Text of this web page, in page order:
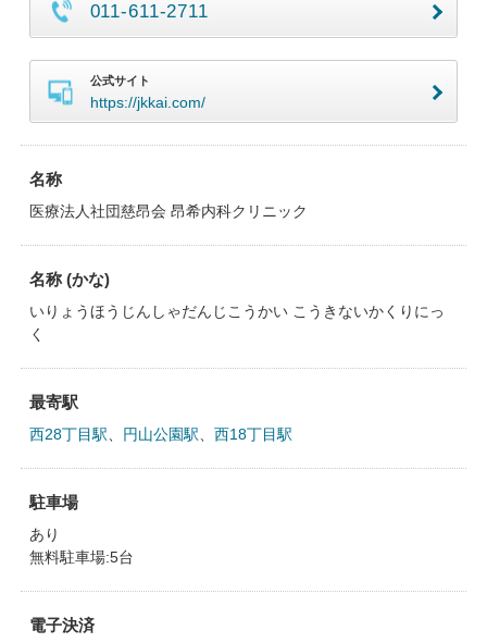
011-611-2711
公式サイト
https://jkkai.com/
名称
医療法人社団慈昂会 昂希内科クリニック
名称 (かな)
いりょうほうじんしゃだんじこうかい こうきないかくりにっ
く
最寄駅
西28丁目駅 円山公園駅 西18丁目駅
駐車場
あり
無料駐車場:5台
電子決済